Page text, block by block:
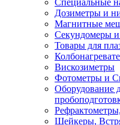
Специальные
Дозиметры и
Магнитные
Секундомеры
Товары для
Вискозиметры
Фотометры и
Оборудование
Шейкеры,